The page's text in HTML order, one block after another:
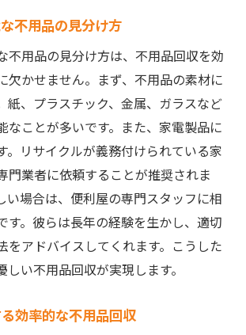
な社会への貢献
ルの流れとその利点
推奨する環境保護の方法
した不用品回収で暮らしをすっき
スペース活用の提案
利用した片付け術
捨てるタイミングの見極め
えるための不用品処分
助ける整理整頓のコツ
り暮らすためのプロのアドバイス
不用品の見分け方
不用品の見分け方は、不用品回収を効
欠かせません。まず、不用品の素材に
紙、プラスチック、金属、ガラスなど
なことが多いです。また、家電製品に
。リサイクルが義務付けられている家
門業者に依頼することが推奨されま
い場合は、便利屋の専門スタッフに相
す。彼らは長年の経験を生かし、適切
をアドバイスしてくれます。こうした
しい不用品回収が実現します。
効率的な不用品回収